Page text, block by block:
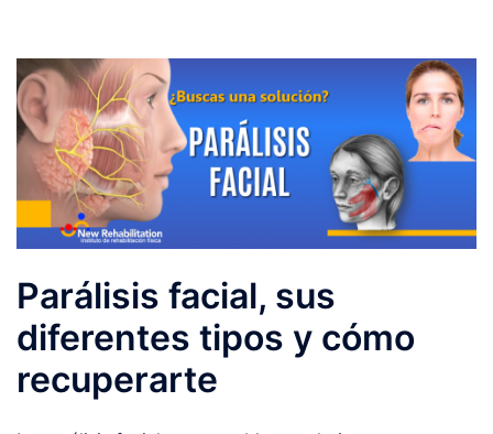
Parálisis facial, sus
diferentes tipos y cómo
recuperarte